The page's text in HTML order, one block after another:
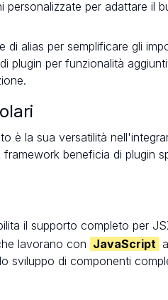
per adattare il
alias per semplificare gli
plugin per funzionalità
è la sua versatilità
beneficia di plugin
il supporto completo per
lavorano con JavaScript
sviluppo di componenti